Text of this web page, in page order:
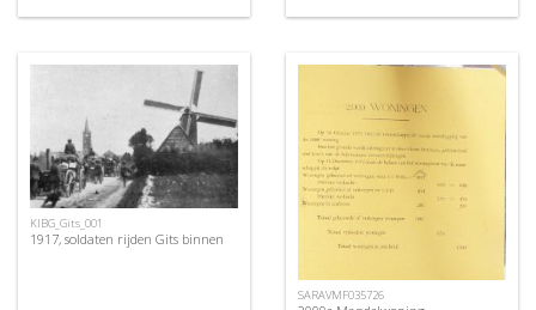
KIBG_Gits_001
1917, soldaten rijden Gits binnen
SARAVMF035726